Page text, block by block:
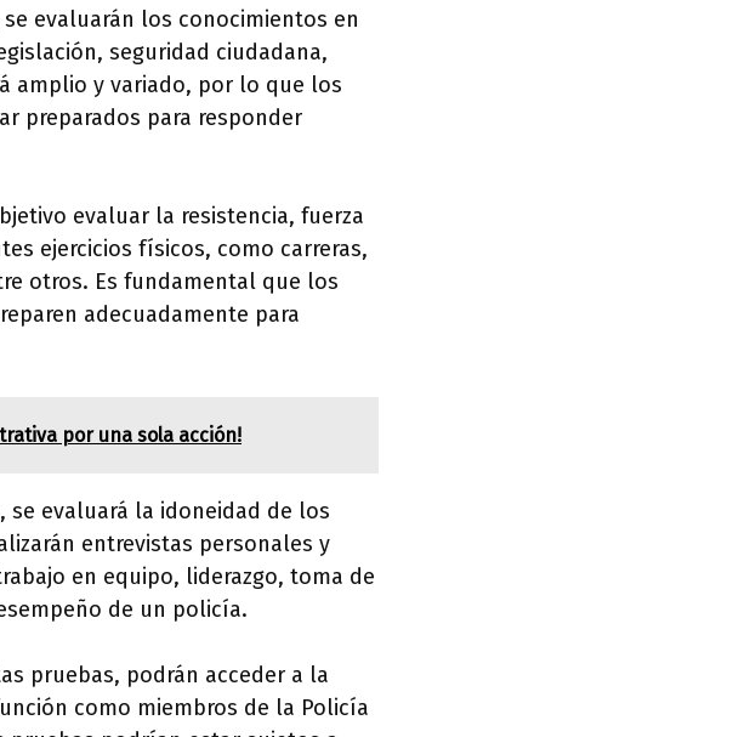
evaluarán los conocimientos en
seguridad ciudadana,
amplio y variado, por lo que los
preparados para responder
evaluar la resistencia, fuerza
ejercicios físicos, como carreras,
otros. Es fundamental que los
adecuadamente para
por una sola acción!
se evaluará la idoneidad de los
entrevistas personales y
en equipo, liderazgo, toma de
de un policía.
pruebas, podrán acceder a la
como miembros de la Policía